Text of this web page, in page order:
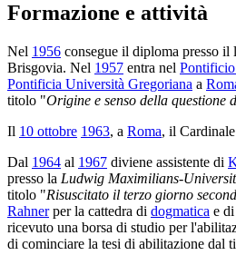
Formazione e attività
Nel 1956 consegue il diploma presso il
Brisgovia. Nel 1957 entra nel
Pontificia Università Gregoriana a
titolo "Origine e senso della questione
Il 10 ottobre 1963, a Roma, il Cardinale
Dal 1964 al 1967 diviene assistente di
presso la Ludwig Maximilians-
titolo "Risuscitato il terzo giorno
Rahnerper la cattedra di dogmatica e
ricevuto una borsa di studio per
di cominciare la tesi di abilitazione dal